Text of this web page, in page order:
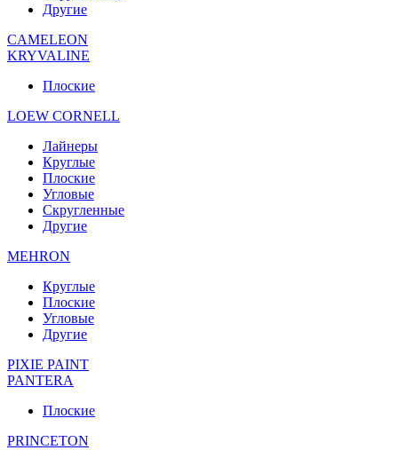
Другие
CAMELEON
KRYVALINE
Плоские
LOEW CORNELL
Лайнеры
Круглые
Плоские
Угловые
Скругленные
Другие
MEHRON
Круглые
Плоские
Угловые
Другие
PIXIE PAINT
PANTERA
Плоские
PRINCETON